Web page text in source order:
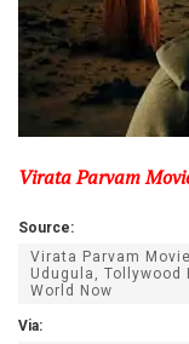
Virata Parvam
Source:
Virata Parvam
Udugula,
World Now
Via: